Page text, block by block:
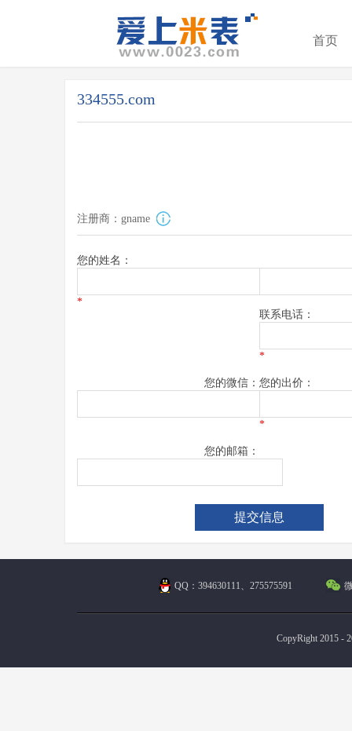
首页
334555.com
注册商：gname
您的姓名：
*
联系电话：
*
您的微信： 您的出价：
*
您的邮箱：
QQ：394630111、275575591
CopyRight 2015 -